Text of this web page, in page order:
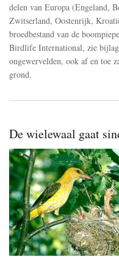
delen van Europa (Engeland,
Zwitserland, Oostenrijk,
broedbestand van de
Birdlife International, zie
ongewervelden, ook af en toe
grond.
De wielewaal gaat